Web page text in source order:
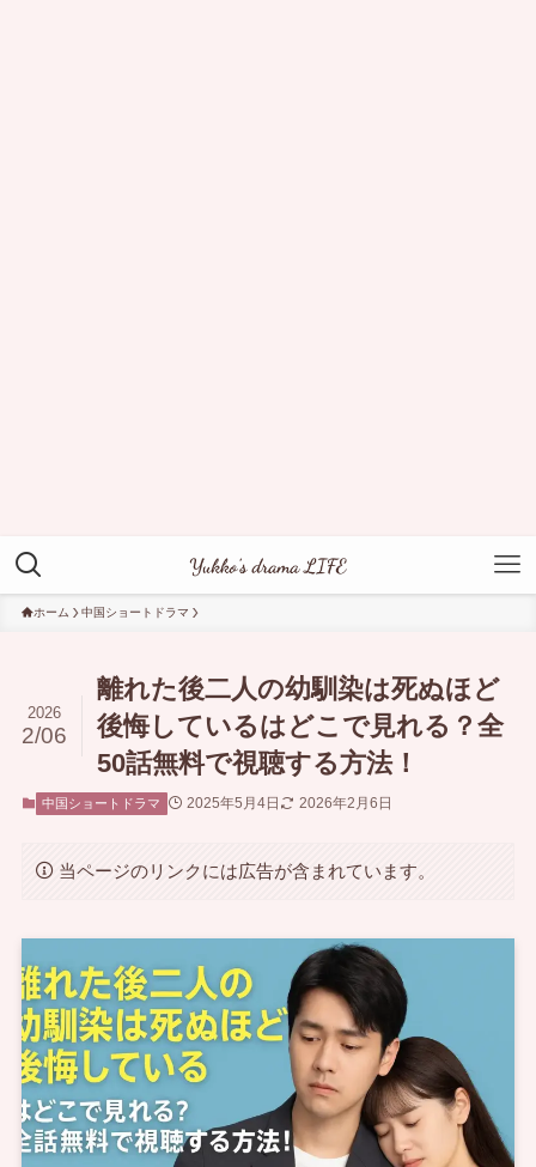
ホーム 中国ショートドラマ
離れた後二人の幼馴染は死ぬほど
後悔しているはどこで見れる？全
50話無料で視聴する方法！
2026
2/06
中国ショートドラマ 2025年5月4日 2026年2月6日
当ページのリンクには広告が含まれています。